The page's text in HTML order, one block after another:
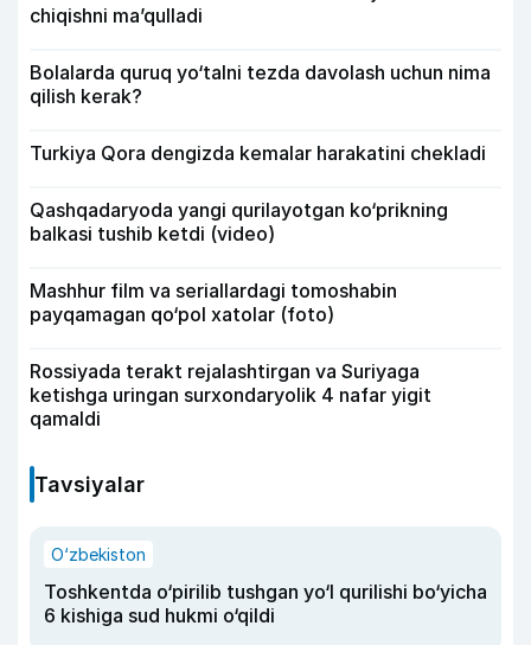
chiqishni ma’qulladi
Bolalarda quruq yo‘talni tezda davolash uchun nima
qilish kerak?
Turkiya Qora dengizda kemalar harakatini chekladi
Qashqadaryoda yangi qurilayotgan ko‘prikning
balkasi tushib ketdi (video)
Mashhur film va seriallardagi tomoshabin
payqamagan qo‘pol xatolar (foto)
Rossiyada terakt rejalashtirgan va Suriyaga
ketishga uringan surxondaryolik 4 nafar yigit
qamaldi
Tavsiyalar
O‘zbekiston
Toshkentda o‘pirilib tushgan yo‘l qurilishi bo‘yicha
6 kishiga sud hukmi o‘qildi